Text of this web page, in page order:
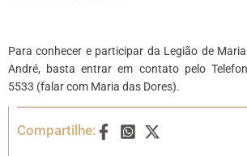
Para conhecer e participar da Legião de
André, basta entrar em contato pelo
5533 (falar com Maria das Dores).
Compartilhe: